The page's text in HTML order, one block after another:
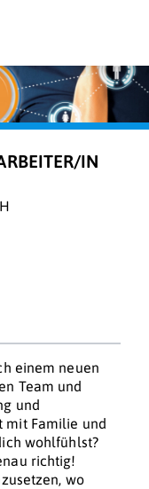
IN
einem neuen
Team und
und
mit Familie und
wohlfühlst?
richtig!
wo